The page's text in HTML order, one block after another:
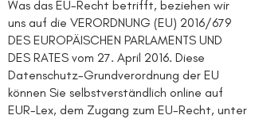
Was das EU-Recht betrifft, beziehen wir
uns auf die VERORDNUNG (EU) 2016/679
DES EUROPÄISCHEN PARLAMENTS UND
DES RATES vom 27. April 2016. Diese
Datenschutz-Grundverordnung der EU
können Sie selbstverständlich online auf
EUR-Lex, dem Zugang zum EU-Recht, unter